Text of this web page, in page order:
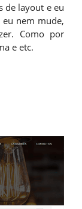
de layout e eu
nem mude,
Como por
e etc.